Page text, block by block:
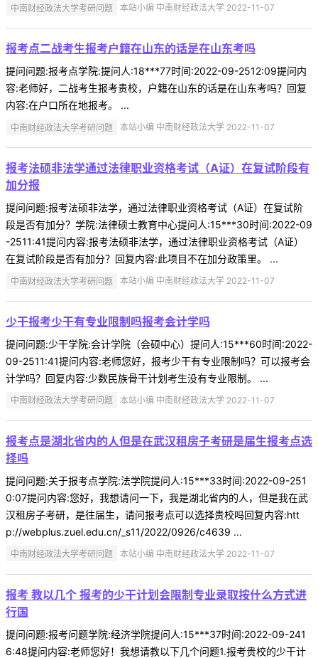
中南财经政法大学考研问题 本站小编 中南财经政法大学 2022-11-07
报考点二战考生报考户籍在山东的话是在山东考吗
提问问题:报考点学院:提问人:18***77时间:2022-09-2512:09提问内
容:老师好，二战考生报考贵校，户籍在山东的话是在山东考吗？回复
内容:在户口所在地报考。 ...
中南财经政法大学考研问题 本站小编 中南财经政法大学 2022-11-07
报考法硕非法学通过法律职业资格考试（A证）在复试阶段有
加分报
提问问题:报考法硕非法学，通过法律职业资格考试（A证）在复试阶
段是否有加分？学院:法律硕士教育中心提问人:15***30时间:2022-09
-2511:41提问内容:报考法硕非法学，通过法律职业资格考试（A证）
在复试阶段是否有加分？回复内容:此项目不在加分政策里。 ...
中南财经政法大学考研问题 本站小编 中南财经政法大学 2022-11-07
少干报考少干有专业限制吗报考会计学吗
提问问题:少干学院:会计学院（会硕中心）提问人:15***60时间:2022-
09-2511:41提问内容:老师您好，报考少干有专业限制吗？可以报考会
计学吗？回复内容:少数民族骨干计划考生没有专业限制。 ...
中南财经政法大学考研问题 本站小编 中南财经政法大学 2022-11-07
报考点是湖北省内的人但是在武汉租房子考研是届生报考点选
择吗
提问问题:关于报考点学院:法学院提问人:15***33时间:2022-09-251
0:07提问内容:您好，我想请问一下，我是湖北省内的人，但是我在武
汉租房子考研，是往届生，请问报考点可以选择贵校吗回复内容:htt
p://webplus.zuel.edu.cn/_s11/2022/0926/c4639 ...
中南财经政法大学考研问题 本站小编 中南财经政法大学 2022-11-07
报考 教以几个 报考的少干计划会限制专业录取按什么方式进
行国
提问问题:报考问题学院:经济学院提问人:15***37时间:2022-09-241
6:48提问内容:老师您好！我想请教以下几个问题1.报考贵校的少干计